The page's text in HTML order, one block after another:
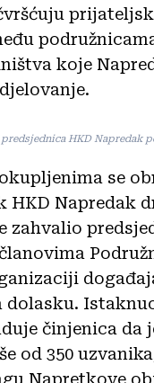
koje
HKD Napredak
se
HKD Napredak
zahvalio
dolasku.
činjenica da
od 350